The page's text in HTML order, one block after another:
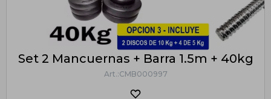
Set 2 Mancuernas + Barra 1.5m + 40kg
CMB000997